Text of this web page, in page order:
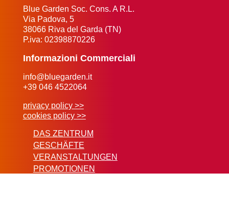
Blue Garden Soc. Cons. A R.L.
Via Padova, 5
38066 Riva del Garda (TN)
P.iva: 02398870226
Informazioni Commerciali
info@bluegarden.it
+39 046 4522064
privacy policy >>
cookies policy >>
DAS ZENTRUM
GESCHÄFTE
VERANSTALTUNGEN
PROMOTIONEN